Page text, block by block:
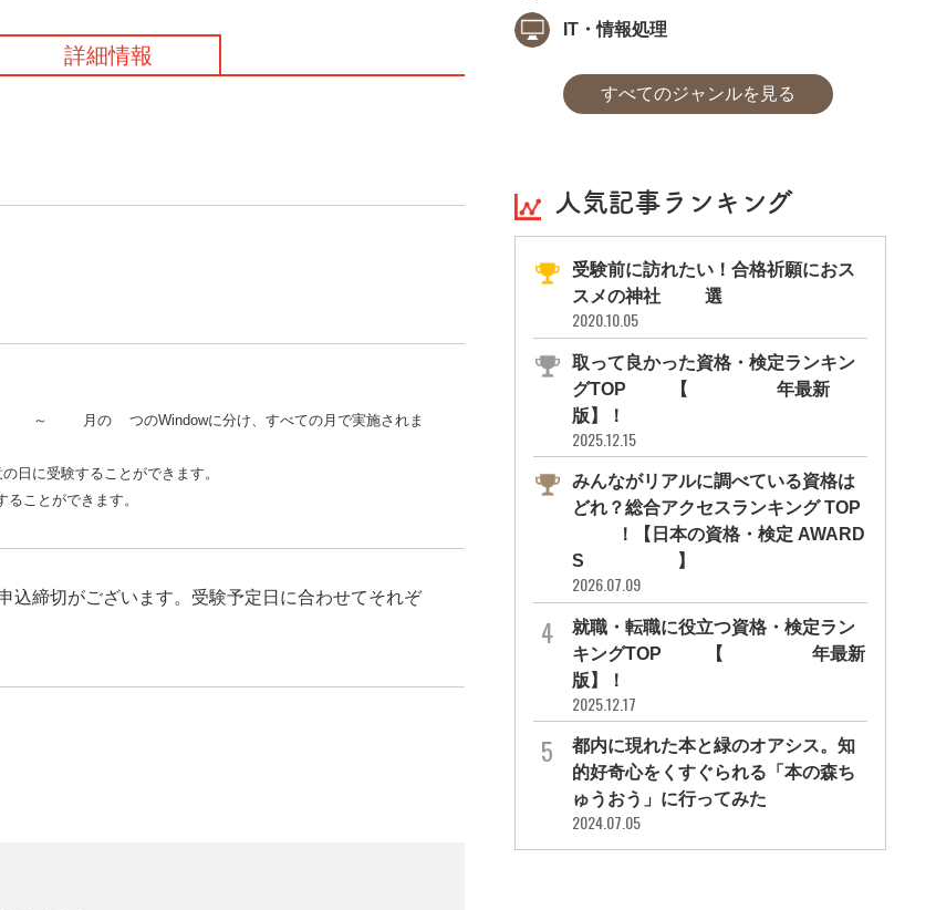
詳細情報
月の4つのWindowに分け、すべての月で実施されま
日に受験することができます。
ことができます。
がございます。受験予定日に合わせてそれぞ
IT・情報処理
すべてのジャンルを見る
人気記事ランキング
受験前に訪れたい！合格祈願におス
スメの神社11選
2020.10.05
取って良かった資格・検定ランキン
グTOP10【2026年最新
版】！
2025.12.15
みんながリアルに調べている資格は
どれ？総合アクセスランキング TOP
10！【日本の資格・検定 AWARD
S 2026】
2026.07.09
就職・転職に役立つ資格・検定ラン
キングTOP30【2026年最新
版】！
2025.12.17
都内に現れた本と緑のオアシス。知
的好奇心をくすぐられる「本の森ち
ゅうおう」に行ってみた
2024.07.05